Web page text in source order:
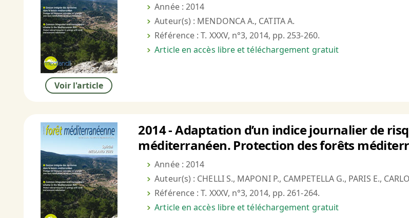
Voir l'article
Année : 2014
Auteur(s) : MENDONCA A., CATITA A.
Référence : T. XXXV, n°3, 2014, pp. 253-260.
Article en accès libre et téléchargement gratuit
2014 - Adaptation d’un indice journalier de
méditerranéen. Protection des forêts
Année : 2014
Auteur(s) : CHELLI S., MAPONI P., CAMPETELLA G., PARIS E.,
Référence : T. XXXV, n°3, 2014, pp. 261-264.
Article en accès libre et téléchargement gratuit